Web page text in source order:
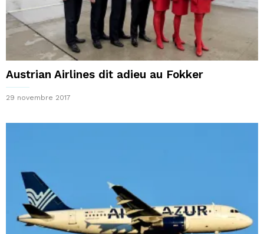
Austrian Airlines dit adieu au Fokker
29 novembre 2017